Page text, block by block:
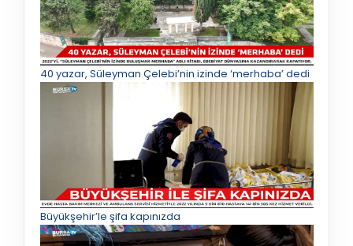
40 yazar, Süleyman Çelebi’nin izinde ‘merhaba’ dedi
Büyükşehir’le şifa kapınızda